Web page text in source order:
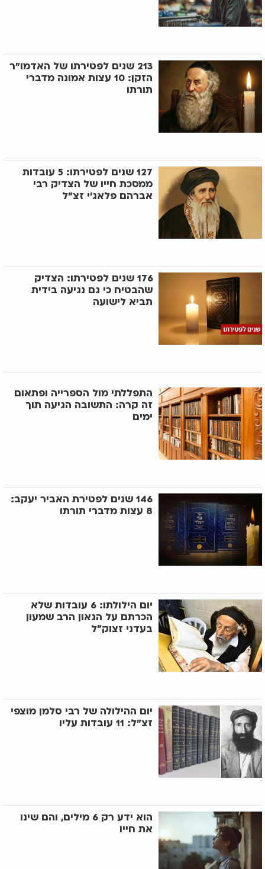
213 שנים לפטירתו של האדמו"ר
הזקן: 10 עצות אמונה מדברי
תורתו
127 שנים לפטירתו: 5 עובדות
ממסכת חייו של הצדיק רבי
אברהם פלאג'י זצ"ל
176 שנים לפטירתו: הצדיק
שהבטיח כי גם נגיעה בידית
תביא לישועה
התפללתי מול הספרייה ופתאום
זה קרה: התשובה הגיעה תוך
ימים
146 שנים לפטירת האביר יעקב:
8 עצות מדברי תורתו
יום הילולתו: 6 עובדות שלא
הכרתם על הגאון הרב שמעון
בעדני זצוק״ל
יום ההילולה של רבי סלמן מוצפי
זצ"ל: 11 עובדות עליו
הוא ידע רק 6 מילים, והם שינו
את חייו